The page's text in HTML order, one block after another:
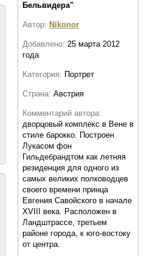
Бельвидера"
Автор: Nikonor
Добавлено: 25 марта 2012
года
Категория: Портрет
Страна: Австрия
Комментарий автора:
дворцовый комплекс в Вене в
стиле барокко. Построен
Лукасом фон
Гильдебрандтом как летняя
резиденция для одного из
самых великих полководцев
своего времени принца
Евгения Савойского в начале
XVIII века. Расположен в
Ландштрассе, третьем
районе города, к юго-востоку
от центра.